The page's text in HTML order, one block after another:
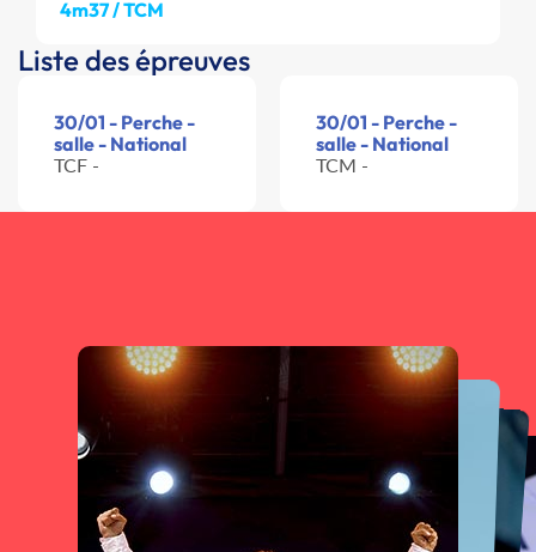
4m37 / TCM
Liste des épreuves
30/01 - Perche -
salle - National
TCF -
30/01 - Perche -
salle - National
TCM -